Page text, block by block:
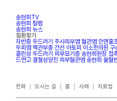
송현희TV
송현희 칼럼
송현희 뉴스
질환찾기
자반증 두드러기 주사피부염 혈관염 안면홍
두피염 맥관부종 건선 아토피 이소한의원 구
콜린성 두드러기 피부묘기증 송현희원장 접
드연고 결절성양진 피부혈관염 송현희 울혈
전화 오시는 길 홈 사례 치료법